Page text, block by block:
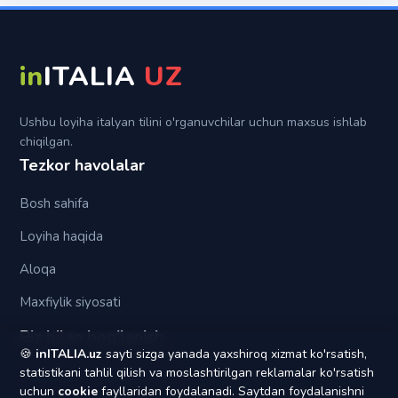
Su
inITALIA UZ
Ushbu loyiha italyan tilini o'rganuvchilar uchun maxsus ishlab
chiqilgan.
Tezkor havolalar
Bosh sahifa
Loyiha haqida
Aloqa
Maxfiylik siyosati
Biz bilan bog'lanish
yagonapochta1@gmail.com
🍪 inITALIA.uz sayti sizga yanada yaxshiroq xizmat ko'rsatish,
statistikani tahlil qilish va moslashtirilgan reklamalar ko'rsatish
uchun cookie fayllaridan foydalanadi. Saytdan foydalanishni